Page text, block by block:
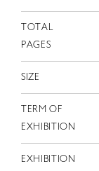
TOTAL
PAGES
SIZE
TERM OF
EXHIBITION
EXHIBITION